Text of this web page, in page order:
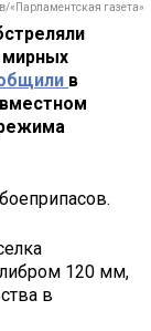
«Парламентская газета»
в
120 мм,
в